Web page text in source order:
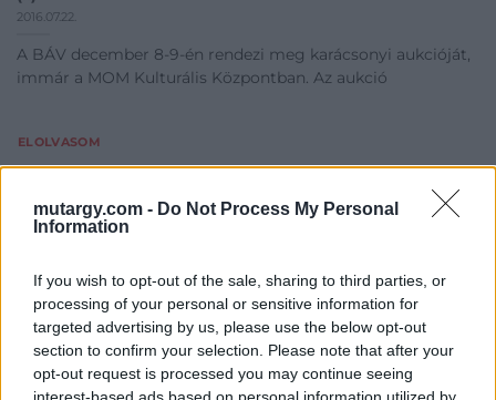
mutargy.com - Do Not Process My Personal
Information
If you wish to opt-out of the sale, sharing to third parties, or
processing of your personal or sensitive information for
targeted advertising by us, please use the below opt-out
section to confirm your selection. Please note that after your
opt-out request is processed you may continue seeing
2016.07.22.
A BÁV december 8-9-én rendezi meg karácsonyi aukcióját,
immár a MOM Kulturális Központban. Az aukció
ELOLVASOM